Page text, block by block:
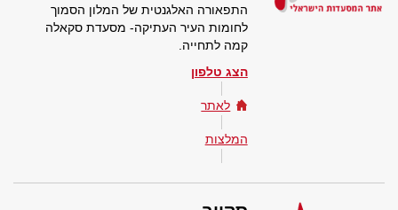
התפאורה האלגנטית של המלון הסמוך
לחומות העיר העתיקה- מסעדת סקאלה
קמה לתחייה.
הצג טלפון
לאתר
המלצות